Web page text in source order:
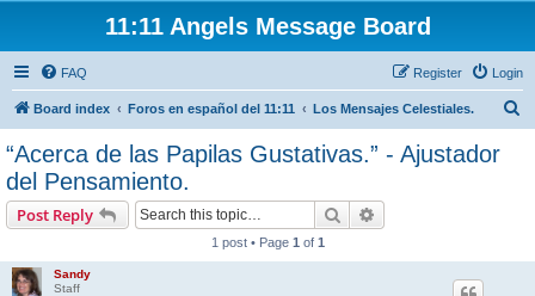
11:11 Angels Message Board
FAQ Login
Register
Board index Foros en español del 11:11 Los Mensajes Celestiales.
“Acerca de las Papilas Gustativas.” - Ajustador
del Pensamiento.
Post Reply Search
1 post • Page 1 of 1
Sandy
Staff